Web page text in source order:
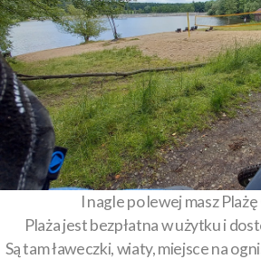
I nagle po lewej masz
Plaża jest bezpłatna w użytku i
Są tam ławeczki, wiaty, miejsce na